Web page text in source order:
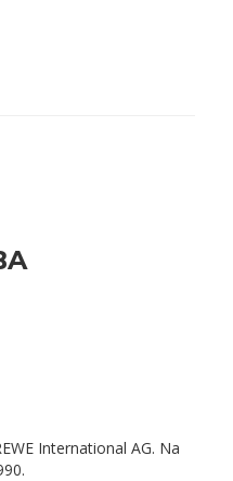
International AG. Na